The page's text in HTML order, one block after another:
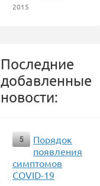
2015
Последние
добавленные
новости:
5
Порядок
появления
симптомов
COVID-19